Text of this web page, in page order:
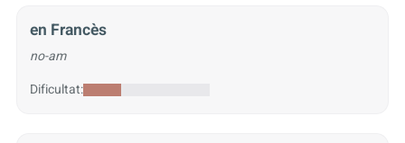
en Francès
no-am
Dificultat: